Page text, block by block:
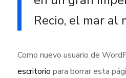
Recio, el mar al
Como nuevo usuario de
escritorio para borrar esta